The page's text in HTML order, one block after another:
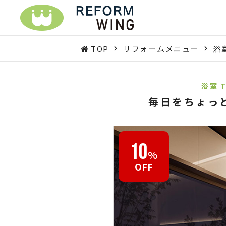
TOP リフォームメニュー 浴
浴室
毎日をちょっ
10%
OFF